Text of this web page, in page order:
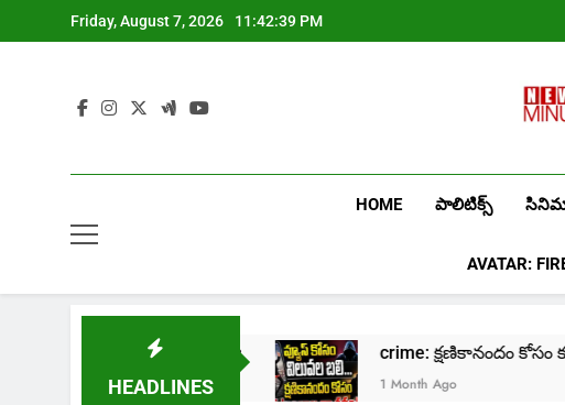
to
Friday, August 7, 2026 11:42:39 PM
HOME పాలిటిక్స్
AVATAR:
HEADLINES
казино Лев crime: క్షణికానందం కోసం కుటుంబాల
1 Month Ago